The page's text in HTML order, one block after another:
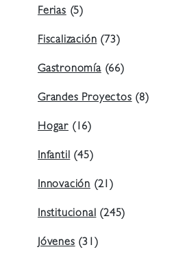
Ferias(5)
Fiscalización(73)
Gastronomía(66)
Grandes Proyectos(8)
Hogar (16)
Infantil(45)
Innovación (21)
Institucional(245)
Jóvenes(31)